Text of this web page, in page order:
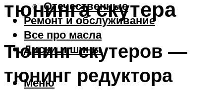
Отечественные
Ремонт и обслуживание
Все про масла
Диски и шины
Меню
тюнинга скутера
Тюнинг скутеров —
тюнинг редуктора